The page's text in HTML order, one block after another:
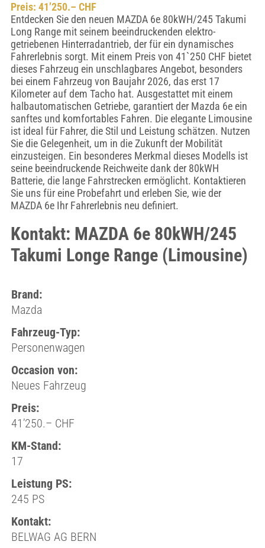
Preis: 41’250.– CHF
Entdecken Sie den neuen MAZDA 6e 80kWH/245 Takumi
Long Range mit seinem beeindruckenden elektro-
getriebenen Hinterradantrieb, der für ein dynamisches
Fahrerlebnis sorgt. Mit einem Preis von 41`250 CHF bietet
dieses Fahrzeug ein unschlagbares Angebot, besonders
bei einem Fahrzeug von Baujahr 2026, das erst 17
Kilometer auf dem Tacho hat. Ausgestattet mit einem
halbautomatischen Getriebe, garantiert der Mazda 6e ein
sanftes und komfortables Fahren. Die elegante Limousine
ist ideal für Fahrer, die Stil und Leistung schätzen. Nutzen
Sie die Gelegenheit, um in die Zukunft der Mobilität
einzusteigen. Ein besonderes Merkmal dieses Modells ist
seine beeindruckende Reichweite dank der 80kWH
Batterie, die lange Fahrstrecken ermöglicht. Kontaktieren
Sie uns für eine Probefahrt und erleben Sie, wie der
MAZDA 6e Ihr Fahrerlebnis neu definiert.
Kontakt: MAZDA 6e 80kWH/245
Takumi Longe Range (Limousine)
Brand:
Mazda
Fahrzeug-Typ:
Personenwagen
Occasion von:
Neues Fahrzeug
Preis:
41’250.– CHF
KM-Stand:
17
Leistung PS:
245 PS
Kontakt:
BELWAG AG BERN